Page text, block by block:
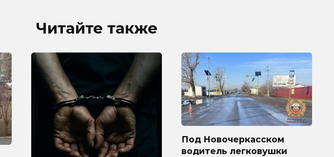
Читайте также
Под Новочеркасском
водитель легковушки